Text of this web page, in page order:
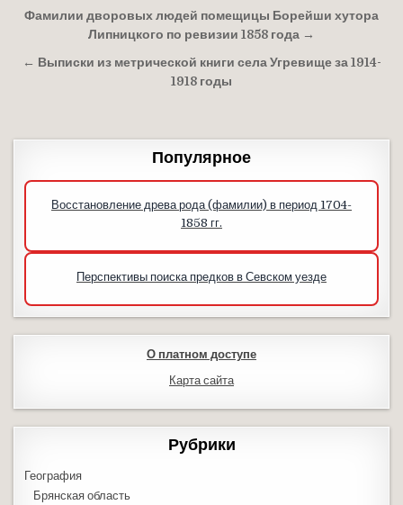
Навигация по записям
Фамилии дворовых людей помещицы Борейши хутора
Липницкого по ревизии 1858 года →
← Выписки из метрической книги села Угревище за 1914-
1918 годы
Популярное
Восстановление древа рода (фамилии) в период 1704-
1858 гг.
Перспективы поиска предков в Севском уезде
О платном доступе
Карта сайта
Рубрики
География
Брянская область